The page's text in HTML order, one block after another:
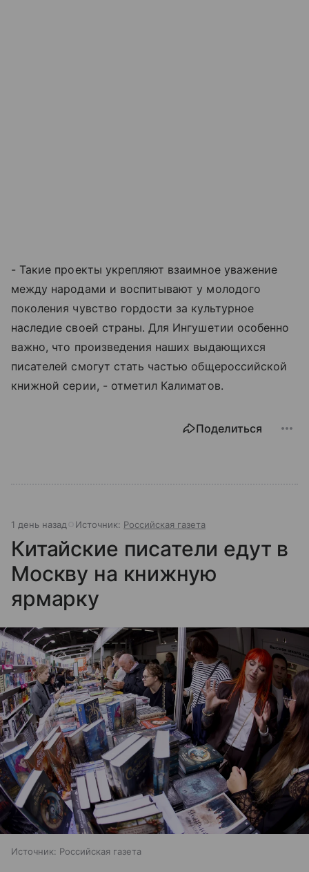
- Такие проекты укрепляют взаимное уважение
между народами и воспитывают у молодого
поколения чувство гордости за культурное
наследие своей страны. Для Ингушетии особенно
важно, что произведения наших выдающихся
писателей смогут стать частью общероссийской
книжной серии, - отметил Калиматов.
Поделиться
1 день назад Источник: Российская газета
Китайские писатели едут в
Москву на книжную
ярмарку
Источник: Российская газета